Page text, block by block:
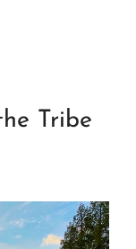
Tribe